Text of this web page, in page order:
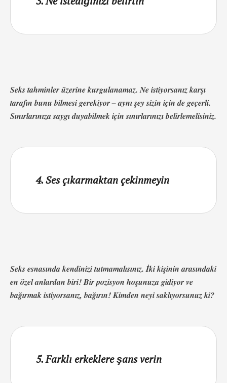
Seks tahminler üzerine kurgulanamaz. Ne istiyorsanız karşı
tarafın bunu bilmesi gerekiyor – aynı şey sizin için de geçerli.
Sınırlarınıza saygı duyabilmek için sınırlarınızı belirlemelisiniz.
4. Ses çıkarmaktan çekinmeyin
Seks esnasında kendinizi tutmamalısınız. İki kişinin arasındaki
en özel anlardan biri! Bir pozisyon hoşunuza gidiyor ve
bağırmak istiyorsanız, bağırın! Kimden neyi saklıyorsunuz ki?
5. Farklı erkeklere şans verin